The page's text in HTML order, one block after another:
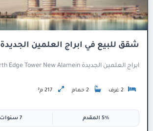
شقق للبيع في ابراج العلمين الجديدة
ابراج العلمين الجديدة North Edge Tower New Alamein
2 غرف 2 حمام 217 م²
5% المقدم 7 سنوات تقسيط